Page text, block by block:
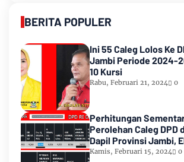
BERITA POPULER
Ini 55 Caleg Lolos Ke
Jambi Periode 2024-
10 Kursi
Rabu, Februari 21, 2024 0
Perhitungan
Perolehan Caleg DPD
Dapil Provinsi Jambi,
Urutan Kedua Teratas
Kamis, Februari 15, 2024 0